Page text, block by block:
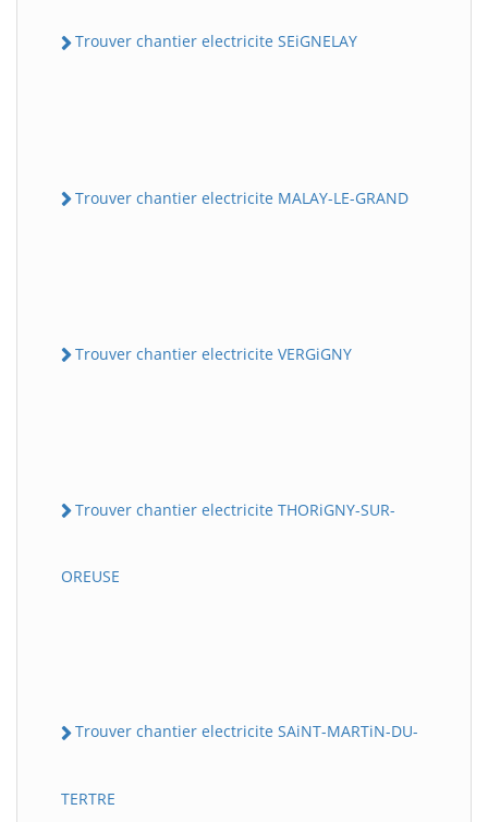
Trouver chantier electricite SEiGNELAY
Trouver chantier electricite MALAY-LE-GRAND
Trouver chantier electricite VERGiGNY
Trouver chantier electricite THORiGNY-SUR-
OREUSE
Trouver chantier electricite SAiNT-MARTiN-DU-
TERTRE